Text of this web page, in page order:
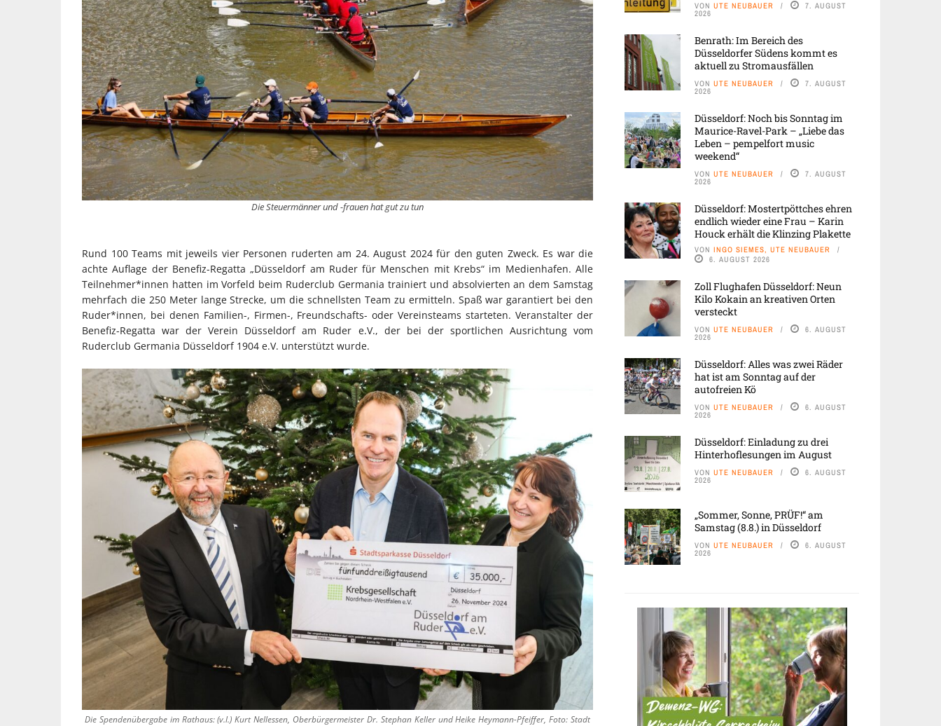
Die Steuermänner und -frauen hat gut zu tun
Rund 100 Teams mit jeweils vier Personen ruderten am 24. August 2024 für den guten Zweck. Es war die
achte Auflage der Benefiz-Regatta „Düsseldorf am Ruder für Menschen mit Krebs“ im Medienhafen. Alle
Teilnehmer*innen hatten im Vorfeld beim Ruderclub Germania trainiert und absolvierten an dem Samstag
mehrfach die 250 Meter lange Strecke, um die schnellsten Team zu ermitteln. Spaß war garantiert bei den
Ruder*innen, bei denen Familien-, Firmen-, Freundschafts- oder Vereinsteams starteten. Veranstalter der
Benefiz-Regatta war der Verein Düsseldorf am Ruder e.V., der bei der sportlichen Ausrichtung vom
Ruderclub Germania Düsseldorf 1904 e.V. unterstützt wurde.
Die Spendenübergabe im Rathaus: (v.l.) Kurt Nellessen, Oberbürgermeister Dr. Stephan Keller und Heike Heymann-Pfeiffer, Foto: Stadt
VON UTE NEUBAUER 7. AUGUST
2026
Benrath: Im Bereich des
Düsseldorfer Südens kommt es
aktuell zu Stromausfällen
VON UTE NEUBAUER 7. AUGUST
2026
Düsseldorf: Noch bis Sonntag im
Maurice-Ravel-Park – „Liebe das
Leben – pempelfort music
weekend“
VON UTE NEUBAUER 7. AUGUST
2026
Düsseldorf: Mostertpöttches ehren
endlich wieder eine Frau – Karin
Houck erhält die Klinzing Plakette
VON INGO SIEMES, UTE NEUBAUER
6. AUGUST 2026
Zoll Flughafen Düsseldorf: Neun
Kilo Kokain an kreativen Orten
versteckt
VON UTE NEUBAUER 6. AUGUST
2026
Düsseldorf: Alles was zwei Räder
hat ist am Sonntag auf der
autofreien Kö
VON UTE NEUBAUER 6. AUGUST
2026
Düsseldorf: Einladung zu drei
Hinterhoflesungen im August
VON UTE NEUBAUER 6. AUGUST
2026
„Sommer, Sonne, PRÜF!“ am
Samstag (8.8.) in Düsseldorf
VON UTE NEUBAUER 6. AUGUST
2026